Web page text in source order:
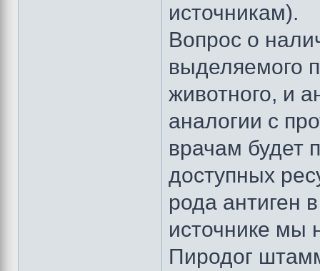
источникам).
Вопрос о
выделяемого
животного, и
аналогии с
врачам будет
доступных
рода антиген
источнике мы
Пиродог